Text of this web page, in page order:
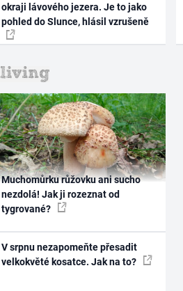
okraji lávového jezera. Je to jako
pohled do Slunce, hlásil vzrušeně
Muchomůrku růžovku ani sucho
nezdolá! Jak ji rozeznat od
tygrované?
V srpnu nezapomeňte přesadit
velkokvěté kosatce. Jak na to?